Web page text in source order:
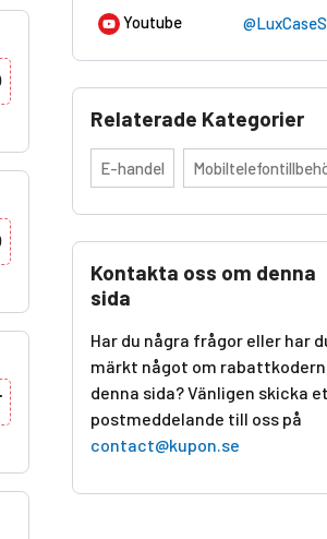
Youtube
Relaterade Kategorier
E-handel
Kontakta oss om denna
sida
Har du några frågor eller har
märkt något om
denna sida? Vänligen skicka
postmeddelande till oss på
contact@kupon.se